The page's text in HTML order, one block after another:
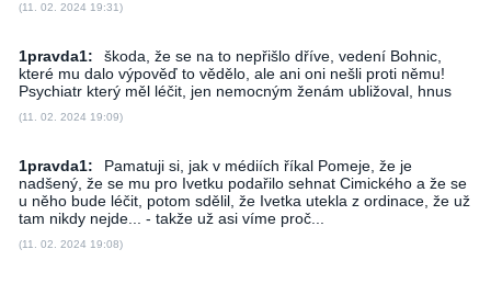
(11. 02. 2024 19:31)
1pravda1:
škoda, že se na to nepřišlo dříve, vedení Bohnic,
které mu dalo výpověď to vědělo, ale ani oni nešli proti němu!
Psychiatr který měl léčit, jen nemocným ženám ubližoval, hnus
(11. 02. 2024 19:09)
1pravda1:
Pamatuji si, jak v médiích říkal Pomeje, že je
nadšený, že se mu pro Ivetku podařilo sehnat Cimického a že se
u něho bude léčit, potom sdělil, že Ivetka utekla z ordinace, že už
tam nikdy nejde... - takže už asi víme proč...
(11. 02. 2024 19:08)